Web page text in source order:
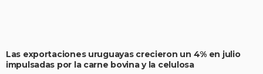
Las exportaciones uruguayas crecieron un 4% en julio
impulsadas por la carne bovina y la celulosa